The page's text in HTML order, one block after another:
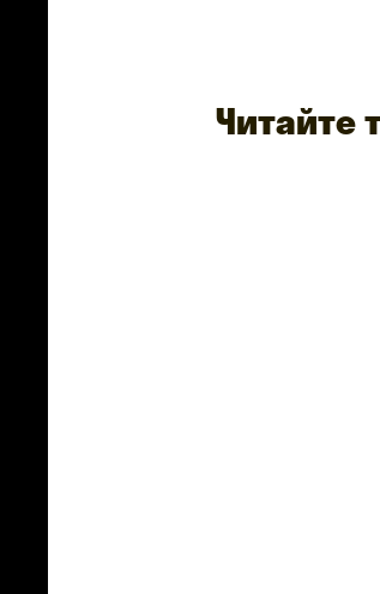
Читайте